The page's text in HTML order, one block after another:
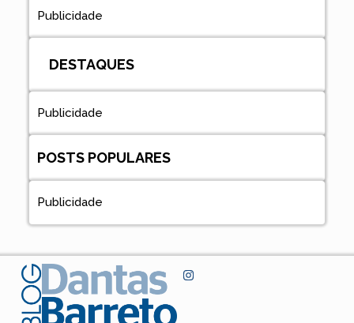
Publicidade
DESTAQUES
Publicidade
POSTS POPULARES
Publicidade